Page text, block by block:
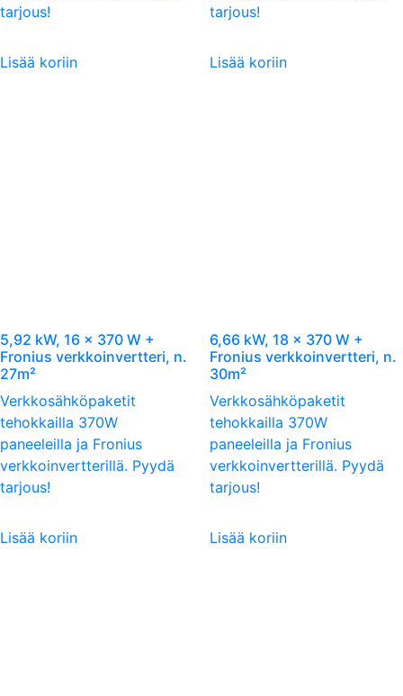
tarjous!
Lisää koriin
tarjous!
Lisää koriin
5,92 kW, 16 x 370 W +
Fronius verkkoinvertteri, n.
27m²
Verkkosähköpaketit
tehokkailla 370W
paneeleilla ja Fronius
verkkoinvertterillä. Pyydä
tarjous!
Lisää koriin
6,66 kW, 18 x 370 W +
Fronius verkkoinvertteri, n.
30m²
Verkkosähköpaketit
tehokkailla 370W
paneeleilla ja Fronius
verkkoinvertterillä. Pyydä
tarjous!
Lisää koriin